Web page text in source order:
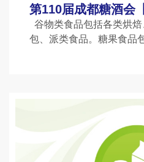
第110届成都糖酒会
谷物类食品包括各类烘
包、派类食品。糖果食品